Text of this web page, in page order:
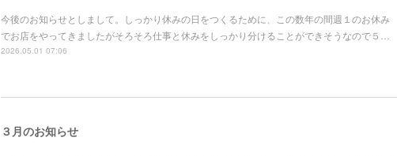
今後のお知らせとしまして。しっかり休みの日をつくるために、この数年の間週１のお休み
でお店をやってきましたがそろそろ仕事と休みをしっかり分けることができそうなので５…
2026.05.01 07:06
３月のお知らせ